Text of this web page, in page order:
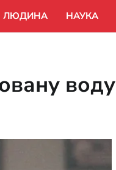
ЛЮДИНА НАУКА
воду